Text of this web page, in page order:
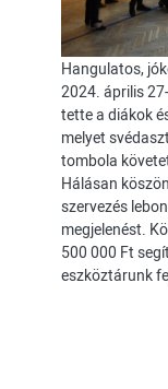
Hangulatos,
2024. április
tette a diákok
melyet
tombola
Hálásan
szervezés
megjelenést.
500 000 Ft
eszköztárunk